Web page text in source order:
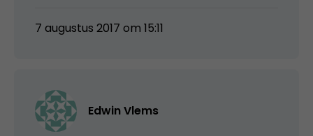
7 augustus 2017 om 15:11
Edwin Vlems